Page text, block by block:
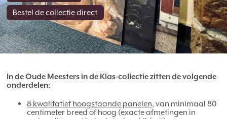
Bestel de collectie direct
In de Oude Meesters in de Klas-collectie zitten de volgende
onderdelen:
8 kwalitatief hoogstaande panelen, van minimaal 80
centimeter breed of hoog (exacte afmetingen in